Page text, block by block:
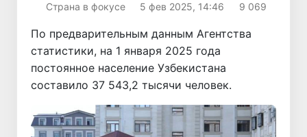
Страна в фокусе 5 фев 2025, 14:46 9 069
По предварительным данным Агентства
статистики, на 1 января 2025 года
постоянное население Узбекистана
составило 37 543,2 тысячи человек.